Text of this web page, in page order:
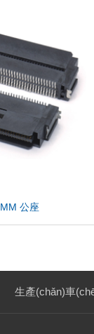
公座
生產(chǎn)車